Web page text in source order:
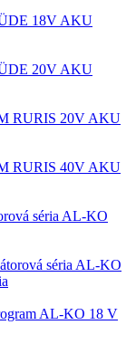
18V AKU
20V AKU
RURIS 20V AKU
RURIS 40V AKU
AL-KO
AL-KO
AL-KO 18 V